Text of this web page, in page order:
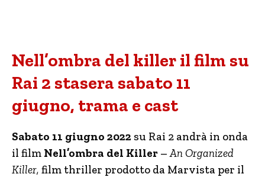
Nell’ombra del killer il film su
Rai 2 stasera sabato 11
giugno, trama e cast
Sabato 11 giugno 2022 su Rai 2 andrà in onda
il film Nell’ombra del Killer –An Organized
Killer, film thriller prodotto da Marvista per il